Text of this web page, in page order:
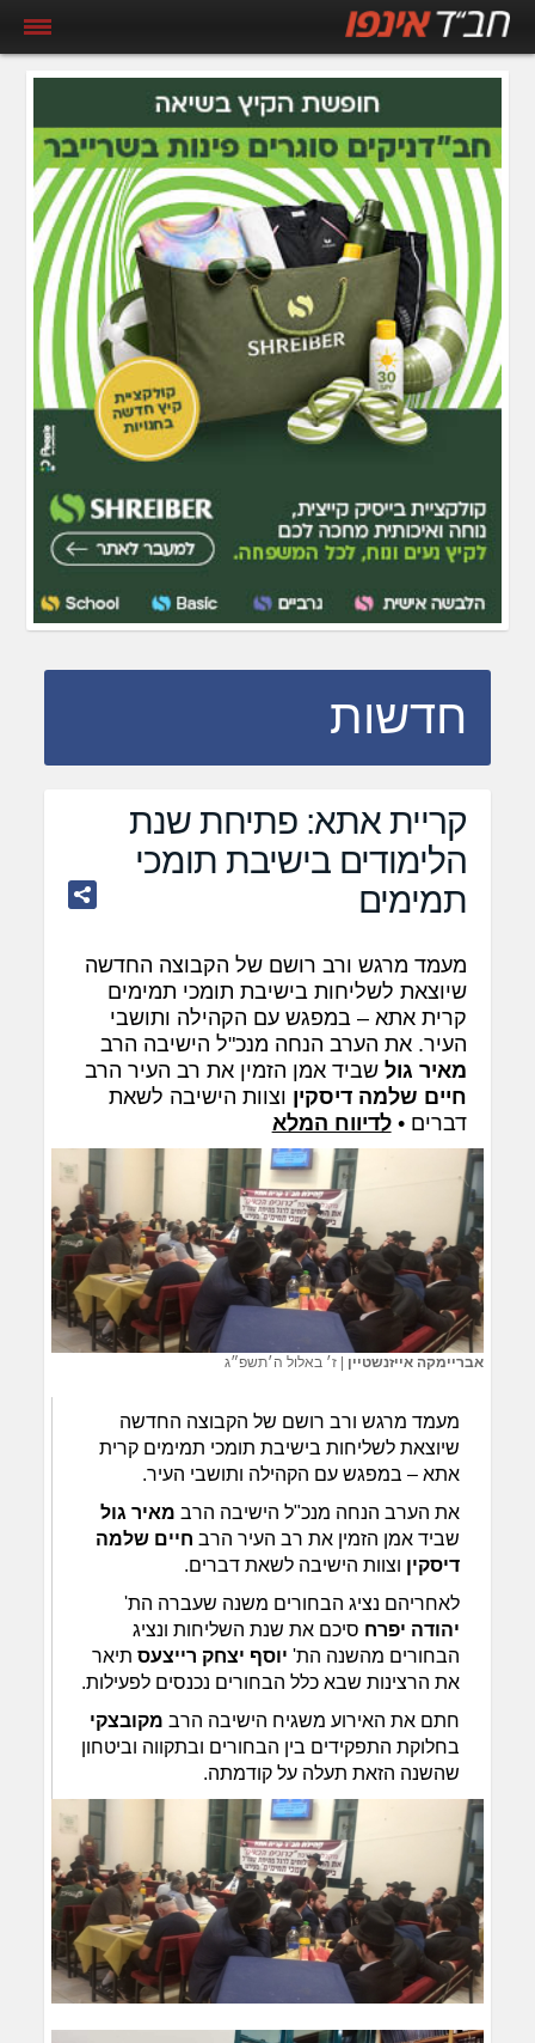
חדשות
קריית אתא: פתיחת שנת
הלימודים בישיבת תומכי
תמימים
מעמד מרגש ורב רושם של הקבוצה החדשה
שיוצאת לשליחות בישיבת תומכי תמימים
קרית אתא – במפגש עם הקהילה ותושבי
העיר. את הערב הנחה מנכ"ל הישיבה הרב
מאיר גול שביד אמן הזמין את רב העיר הרב
חיים שלמה דיסקין וצוות הישיבה לשאת
דברים •לדיווח המלא
אבריימקה אייזנשטיין |ז׳ באלול ה׳תשפ״ג
מעמד מרגש ורב רושם של הקבוצה החדשה
שיוצאת לשליחות בישיבת תומכי תמימים קרית
אתא – במפגש עם הקהילה ותושבי העיר.
את הערב הנחה מנכ"ל הישיבה הרב מאיר גול
שביד אמן הזמין את רב העיר הרב חיים שלמה
דיסקין וצוות הישיבה לשאת דברים.
לאחריהם נציג הבחורים משנה שעברה הת'
יהודה יפרח סיכם את שנת השליחות ונציג
הבחורים מהשנה הת' יוסף יצחק רייצעס תיאר
את הרצינות שבא כלל הבחורים נכנסים לפעילות.
חתם את האירוע משגיח הישיבה הרב מקובצקי
בחלוקת התפקידים בין הבחורים ובתקווה וביטחון
שהשנה הזאת תעלה על קודמתה.